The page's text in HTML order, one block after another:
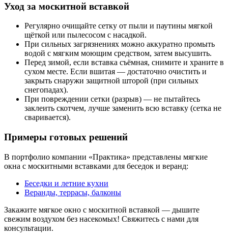
Уход за москитной вставкой
Регулярно очищайте сетку от пыли и паутины мягкой
щёткой или пылесосом с насадкой.
При сильных загрязнениях можно аккуратно промыть
водой с мягким моющим средством, затем высушить.
Перед зимой, если вставка съёмная, снимите и храните в
сухом месте. Если вшитая — достаточно очистить и
закрыть снаружи защитной шторой (при сильных
снегопадах).
При повреждении сетки (разрыв) — не пытайтесь
заклеить скотчем, лучше заменить всю вставку (сетка не
сваривается).
Примеры готовых решений
В портфолио компании «Практика» представлены мягкие
окна с москитными вставками для беседок и веранд:
Беседки и летние кухни
Веранды, террасы, балконы
Закажите мягкое окно с москитной вставкой — дышите
свежим воздухом без насекомых! Свяжитесь с нами для
консультации.